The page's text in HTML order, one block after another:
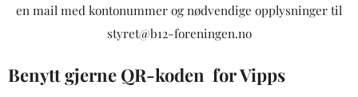
en mail med kontonummer og nødvendige opplysninger til
styret@b12-foreningen.no
Benytt gjerne QR-koden for Vipps